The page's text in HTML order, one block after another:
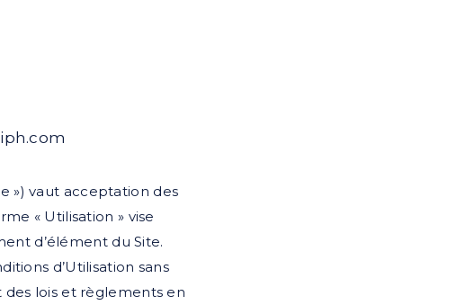
») vaut acceptation des
« Utilisation » vise
d’élément du Site.
d’Utilisation sans
lois et règlements en